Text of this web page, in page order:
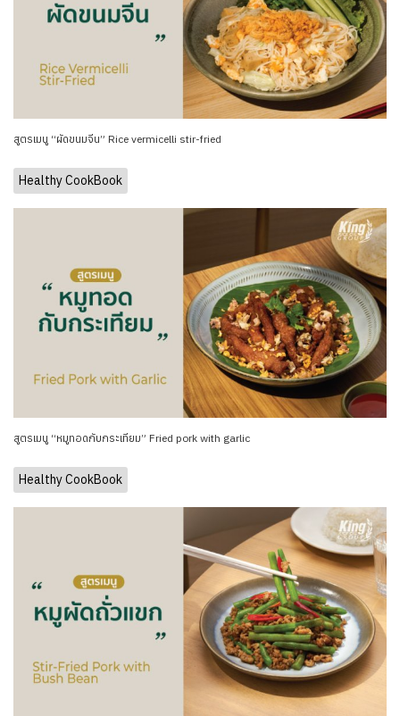
สูตรเมนู “ผัดขนมจีน” Rice vermicelli stir-fried
Healthy CookBook
สูตรเมนู “หมูทอดกับกระเทียม” Fried pork with garlic
Healthy CookBook